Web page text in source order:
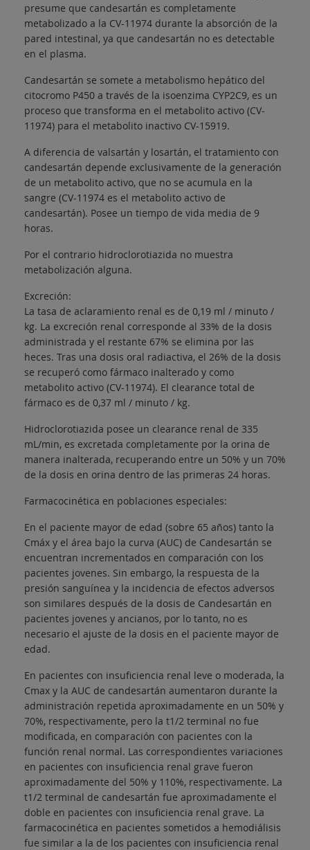
presume que candesartán es completamente
metabolizado a la CV-11974 durante la absorción de la
pared intestinal, ya que candesartán no es detectable
en el plasma.
Candesartán se somete a metabolismo hepático del
citocromo P450 a través de la isoenzima CYP2C9, es un
proceso que transforma en el metabolito activo (CV-
11974) para el metabolito inactivo CV-15919.
A diferencia de valsartán y losartán, el tratamiento con
candesartán depende exclusivamente de la generación
de un metabolito activo, que no se acumula en la
sangre (CV-11974 es el metabolito activo de
candesartán). Posee un tiempo de vida media de 9
horas.
Por el contrario hidroclorotiazida no muestra
metabolización alguna.
Excreción:
La tasa de aclaramiento renal es de 0,19 ml / minuto /
kg. La excreción renal corresponde al 33% de la dosis
administrada y el restante 67% se elimina por las
heces. Tras una dosis oral radiactiva, el 26% de la dosis
se recuperó como fármaco inalterado y como
metabolito activo (CV-11974). El clearance total de
fármaco es de 0,37 ml / minuto / kg.
Hidroclorotiazida posee un clearance renal de 335
mL/min, es excretada completamente por la orina de
manera inalterada, recuperando entre un 50% y un 70%
de la dosis en orina dentro de las primeras 24 horas.
Farmacocinética en poblaciones especiales:
En el paciente mayor de edad (sobre 65 años) tanto la
Cmáx y el área bajo la curva (AUC) de Candesartán se
encuentran incrementados en comparación con los
pacientes jovenes. Sin embargo, la respuesta de la
presión sanguínea y la incidencia de efectos adversos
son similares después de la dosis de Candesartán en
pacientes jovenes y ancianos, por lo tanto, no es
necesario el ajuste de la dosis en el paciente mayor de
edad.
En pacientes con insuficiencia renal leve o moderada, la
Cmax y la AUC de candesartán aumentaron durante la
administración repetida aproximadamente en un 50% y
70%, respectivamente, pero la t1/2 terminal no fue
modificada, en comparación con pacientes con la
función renal normal. Las correspondientes variaciones
en pacientes con insuficiencia renal grave fueron
aproximadamente del 50% y 110%, respectivamente. La
t1/2 terminal de candesartán fue aproximadamente el
doble en pacientes con insuficiencia renal grave. La
farmacocinética en pacientes sometidos a hemodiálisis
fue similar a la de los pacientes con insuficiencia renal